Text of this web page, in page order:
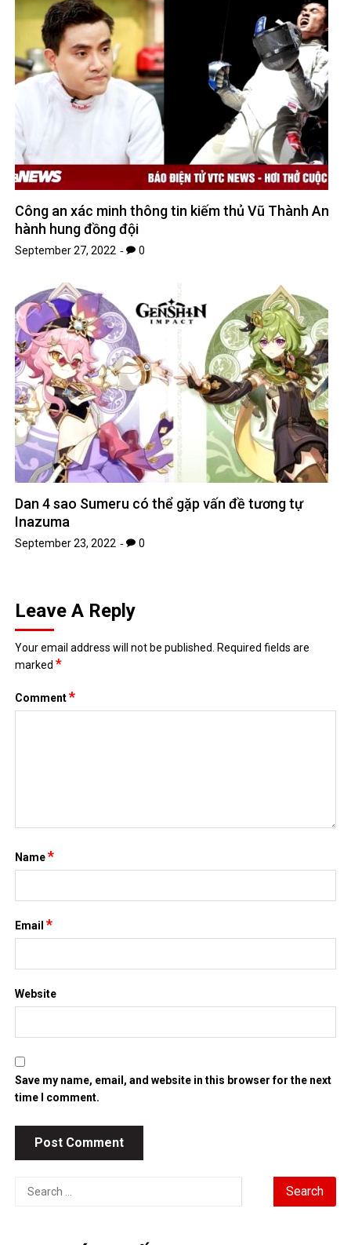
Công an xác minh thông tin kiếm thủ Vũ Thành An
hành hung đồng đội
September 27, 2022 0
Dan 4 sao Sumeru có thể gặp vấn đề tương tự
Inazuma
September 23, 2022 0
Leave A Reply
Your email address will not be published.
Required fields are
marked*
Comment*
Name*
Email*
Website
Save my name, email, and website in this browser for the next
time I comment.
Search